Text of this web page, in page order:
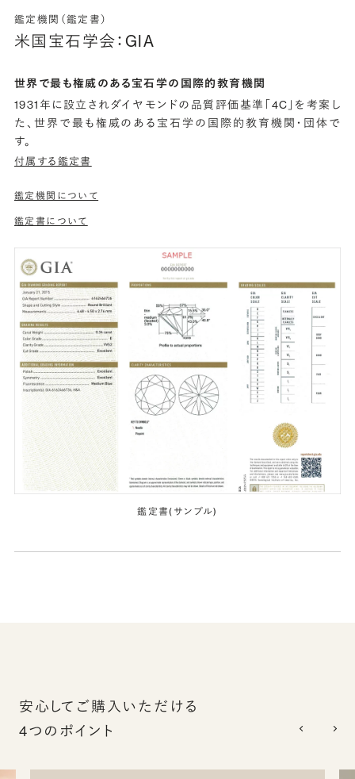
鑑定機関（鑑定書）
米国宝石学会：GIA
世界で最も権威のある宝石学の国際的教育機関
1931年に設立されダイヤモンドの品質評価基準「4C」を考案し
た、世界で最も権威のある宝石学の国際的教育機関・団体で
す。
付属する鑑定書
鑑定機関について
鑑定書について
鑑定書(サンプル)
安心してご購入いただける
4つのポイント